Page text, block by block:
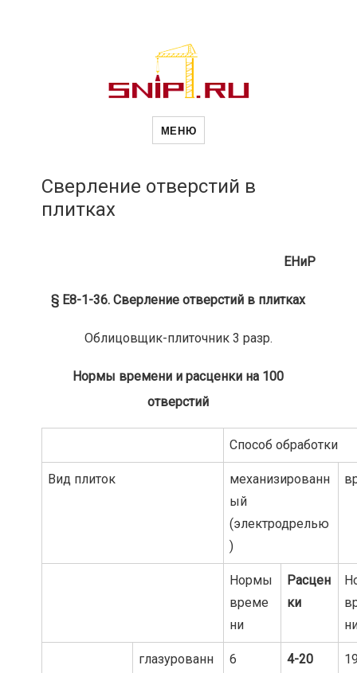
Новости
другие связанные со стройкой
рубрики
МЕНЮ
Сверление отверстий в
плитках
ЕНиР
§ Е8-1-36. Сверление отверстий в плитках
Облицовщик-плиточник 3 разр.
Нормы времени и расценки на 100
отверстий
Способ обработки
Вид плиток
механизированн
ый
(электродрелью
)
Нормы
време
ни
Расцен
ки
глазурованн
6 4-20